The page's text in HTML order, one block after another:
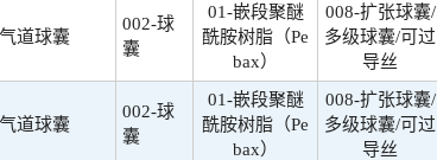
道球囊
002-球
囊
01-嵌段聚醚
酰胺树脂（Pe
bax）
008-扩张球囊/
多级球囊/可过
导丝
道球囊
002-球
囊
01-嵌段聚醚
酰胺树脂（Pe
bax）
008-扩张球囊/
多级球囊/可过
导丝